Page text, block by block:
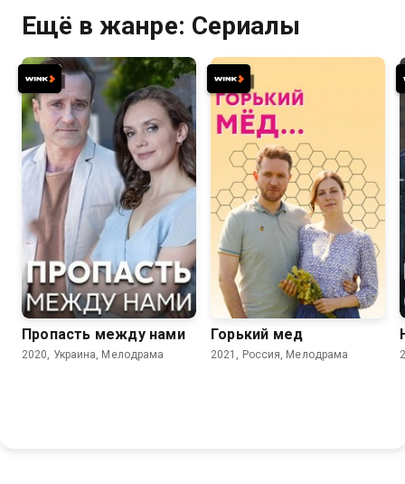
Ещё в жанре: Сериалы
7.0
Пропасть между нами
2020, Украина, Мелодрама
7.1
Горький мед
2021, Россия, Мелодрама